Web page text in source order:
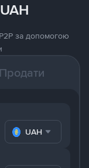
за допомогою
Продати
UAH